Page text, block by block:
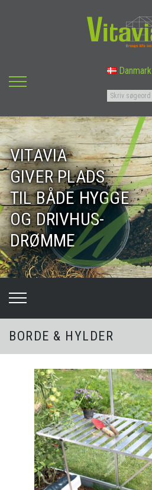
Danmark
VITAVIA
GIVER PLADS
TIL BÅDE HYGGE
OG DRIVHUS-
DRØMME
BORDE & HYLDER